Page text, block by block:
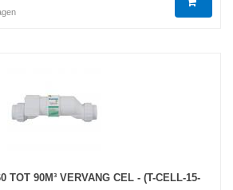
TOT 90M³ VERVANG CEL - (T-CELL-15-